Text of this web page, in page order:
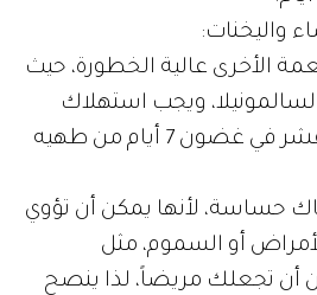
واليخنات:
الأخرى عالية الخطورة، حيث
ويجب استهلاك
البيض المسلوق المقشر في غضون 7 أيام من طهيه
حساسة، لأنها يمكن أن تؤوي
أو السموم، مثل
أن تجعلك مريضاً، لذا ينصح